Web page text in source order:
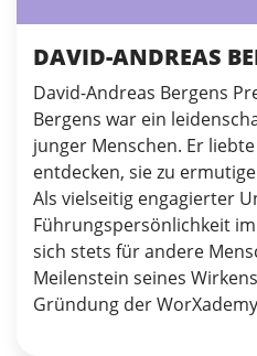
DAVID-ANDREAS
David-Andreas Bergens
Bergens war ein
junger Menschen. Er
entdecken, sie zu
Als vielseitig engagierter
Führungspersönlichkeit
sich stets für andere
Meilenstein seines
Gründung der